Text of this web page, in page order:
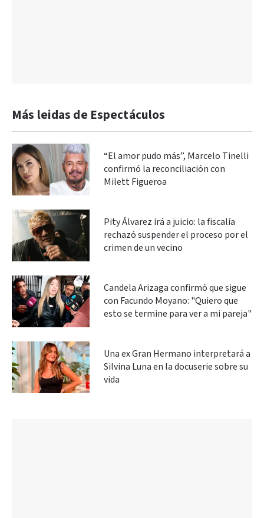
Más leidas de Espectáculos
“El amor pudo más”, Marcelo Tinelli
confirmó la reconciliación con
Milett Figueroa
Pity Álvarez irá a juicio: la fiscalía
rechazó suspender el proceso por el
crimen de un vecino
Candela Arizaga confirmó que sigue
con Facundo Moyano: "Quiero que
esto se termine para ver a mi pareja"
Una ex Gran Hermano interpretará a
Silvina Luna en la docuserie sobre su
vida